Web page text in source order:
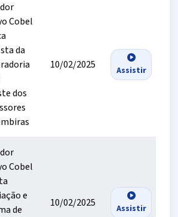
Cobel
da
dos
10/02/2025 Assistir
Cobel
e
de
10/02/2025 Assistir